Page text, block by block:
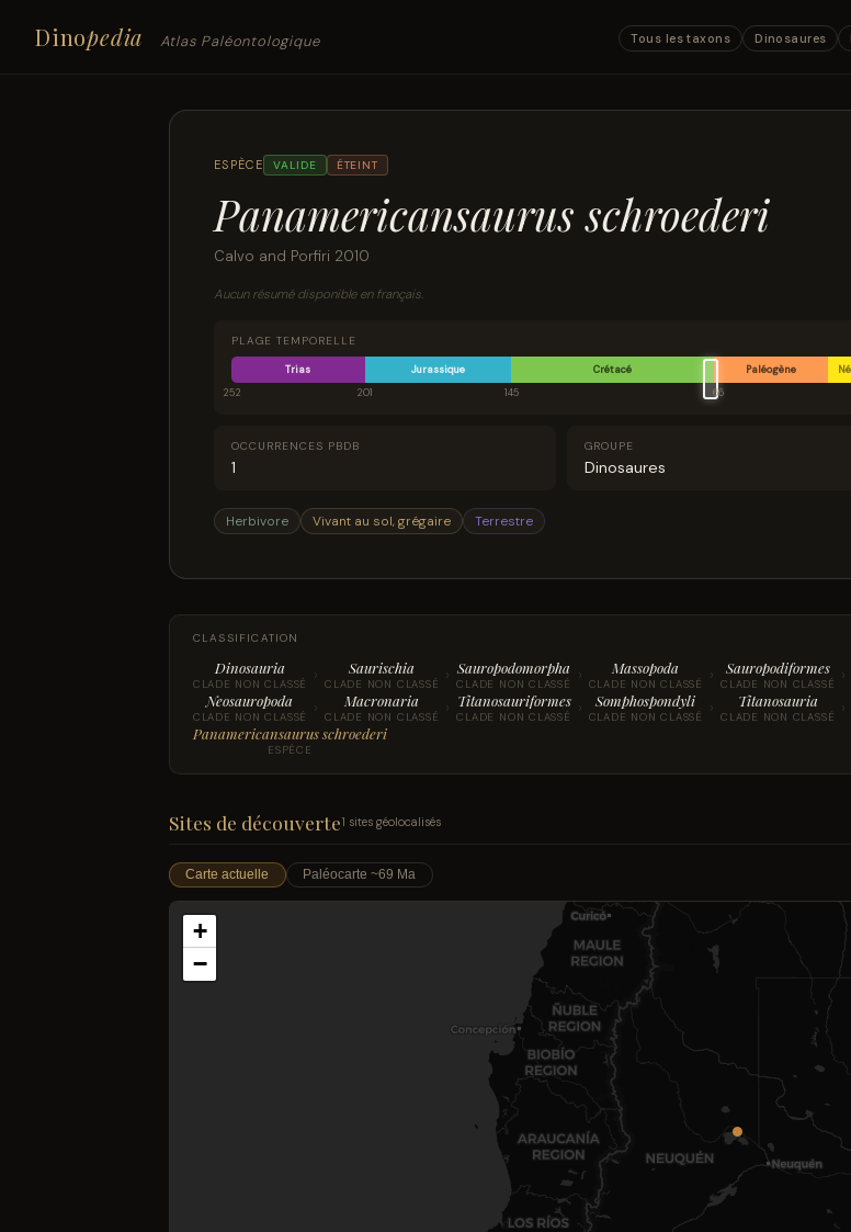
Dinopedia Atlas Paléontologique Tous les taxons Dinosaures
ESPÈCE VALIDE ÉTEINT
Panamericansaurus schroederi
Calvo and Porfiri 2010
Aucun résumé disponible en français.
PLAGE TEMPORELLE
Trias Jurassique Crétacé Paléogène
252
201 145 66
OCCURRENCES PBDB
1
GROUPE
Dinosaures
Herbivore Vivant au sol, grégaire Terrestre
CLASSIFICATION
Dinosauria
CLADE NON CLASSÉ › Saurischia
CLADE NON CLASSÉ › Sauropodomorpha
CLADE NON CLASSÉ › Massopoda
CLADE NON CLASSÉ › Sauropodiformes
CLADE NON CLASSÉ ›
Neosauropoda
CLADE NON CLASSÉ › Macronaria
CLADE NON CLASSÉ › Titanosauriformes
CLADE NON CLASSÉ › Somphospondyli
CLADE NON CLASSÉ › Titanosauria
CLADE NON CLASSÉ ›
Panamericansaurus schroederi
ESPÈCE
Sites de découverte1 sites géolocalisés
Carte actuelle Paléocarte ~69 Ma
+
−